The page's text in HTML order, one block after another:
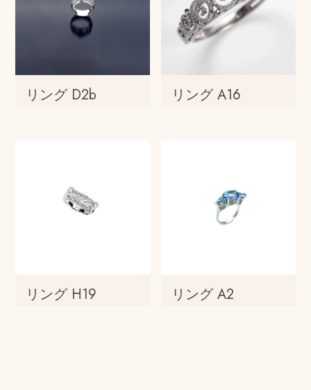
リング D2b リング A16
リング H19 リング A2